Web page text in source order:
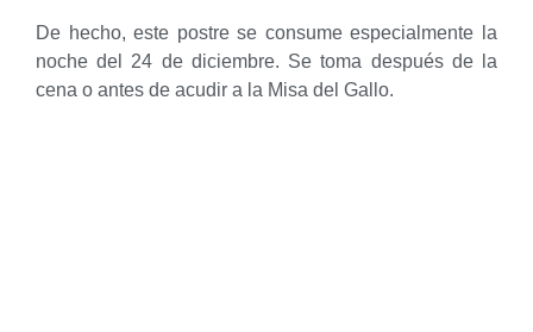
De hecho, este postre se consume especialmente la
noche del 24 de diciembre. Se toma después de la
cena o antes de acudir a la Misa del Gallo.